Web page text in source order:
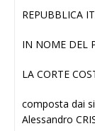
REPUBBLICA
IN NOME DEL
LA CORTE
composta dai
Alessandro